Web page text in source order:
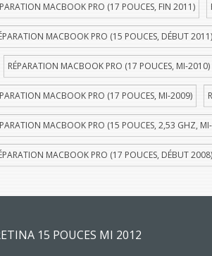
MACBOOK PRO (17 POUCES, FIN 2011)
MACBOOK PRO (15 POUCES, DÉBUT 2011)
RÉPARATION MACBOOK PRO (17 POUCES, MI-2010)
MACBOOK PRO (17 POUCES, MI-2009)
MACBOOK PRO (15 POUCES, 2,53 GHZ,
MACBOOK PRO (17 POUCES, DÉBUT 2008)
15 POUCES MI 2012